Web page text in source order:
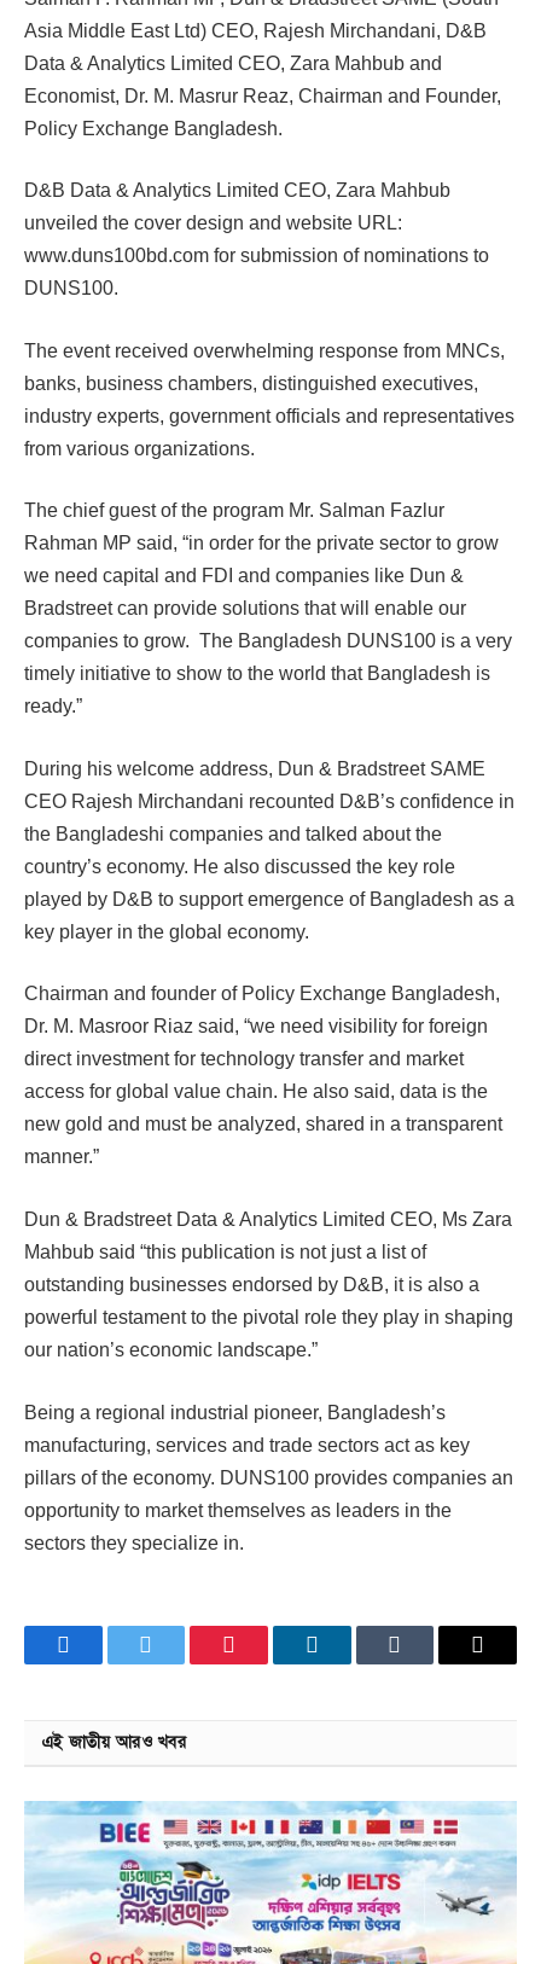
Asia Middle East Ltd) CEO, Rajesh Mirchandani, D&B
Data & Analytics Limited CEO, Zara Mahbub and
Economist, Dr. M. Masrur Reaz, Chairman and Founder,
Policy Exchange Bangladesh.
D&B Data & Analytics Limited CEO, Zara Mahbub
unveiled the cover design and website URL:
www.duns100bd.com for submission of nominations to
DUNS100.
The event received overwhelming response from MNCs,
banks, business chambers, distinguished executives,
industry experts, government officials and representatives
from various organizations.
The chief guest of the program Mr. Salman Fazlur
Rahman MP said, “in order for the private sector to grow
we need capital and FDI and companies like Dun &
Bradstreet can provide solutions that will enable our
companies to grow. The Bangladesh DUNS100 is a very
timely initiative to show to the world that Bangladesh is
ready.”
During his welcome address, Dun & Bradstreet SAME
CEO Rajesh Mirchandani recounted D&B’s confidence in
the Bangladeshi companies and talked about the
country’s economy. He also discussed the key role
played by D&B to support emergence of Bangladesh as a
key player in the global economy.
Chairman and founder of Policy Exchange Bangladesh,
Dr. M. Masroor Riaz said, “we need visibility for foreign
direct investment for technology transfer and market
access for global value chain. He also said, data is the
new gold and must be analyzed, shared in a transparent
manner.”
Dun & Bradstreet Data & Analytics Limited CEO, Ms Zara
Mahbub said “this publication is not just a list of
outstanding businesses endorsed by D&B, it is also a
powerful testament to the pivotal role they play in shaping
our nation’s economic landscape.”
Being a regional industrial pioneer, Bangladesh’s
manufacturing, services and trade sectors act as key
pillars of the economy. DUNS100 provides companies an
opportunity to market themselves as leaders in the
sectors they specialize in.
FacebookTwitter PinterestLinkedInTumblr Email
এই জাতীয় আরও খবর